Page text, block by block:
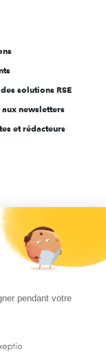
solutions RSE
newsletters
et rédacteurs
2025-2026 Tout droits réservés
pendant votre